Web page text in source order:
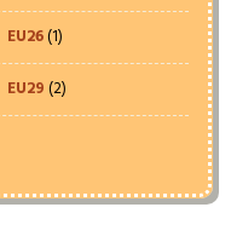
EU26(1)
EU29(2)